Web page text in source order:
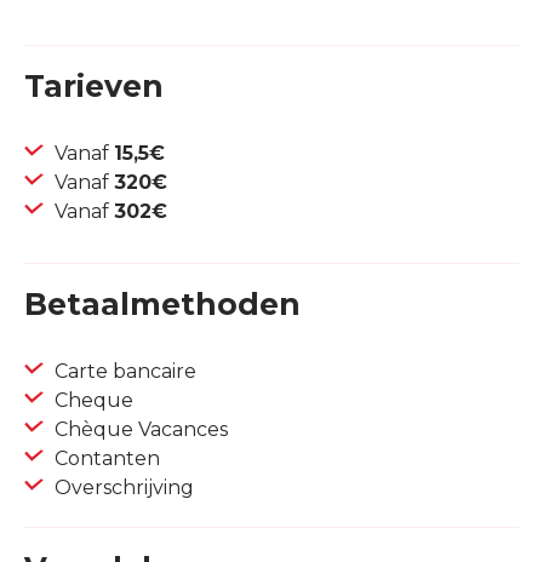
Tarieven
Vanaf 15,5€
Vanaf 320€
Vanaf 302€
Betaalmethoden
Carte bancaire
Cheque
Chèque Vacances
Contanten
Overschrijving